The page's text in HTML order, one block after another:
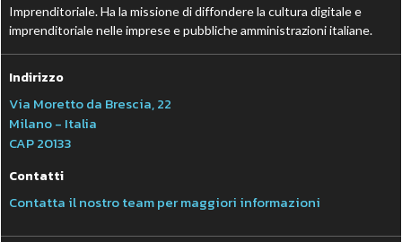
Imprenditoriale. Ha la missione di diffondere la cultura digitale e
imprenditoriale nelle imprese e pubbliche amministrazioni italiane.
Indirizzo
Via Moretto da Brescia, 22
Milano - Italia
CAP 20133
Contatti
Contatta il nostro team per maggiori informazioni